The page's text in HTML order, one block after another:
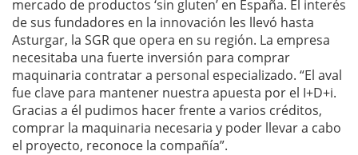
mercado de productos ‘sin gluten’ en España. El interés
de sus fundadores en la innovación les llevó hasta
Asturgar, la SGR que opera en su región. La empresa
necesitaba una fuerte inversión para comprar
maquinaria contratar a personal especializado. “El aval
fue clave para mantener nuestra apuesta por el I+D+i.
Gracias a él pudimos hacer frente a varios créditos,
comprar la maquinaria necesaria y poder llevar a cabo
el proyecto, reconoce la compañía”.